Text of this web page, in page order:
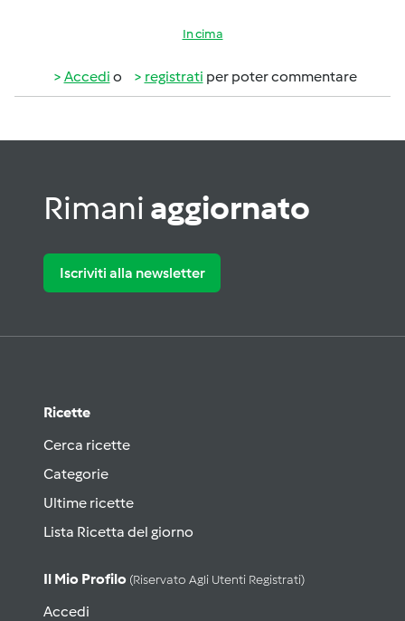
In cima
Accedi o registrati per poter commentare
Rimani aggiornato
Iscriviti alla newsletter
Ricette
Cerca ricette
Categorie
Ultime ricette
Lista Ricetta del giorno
Il Mio Profilo (riservato Agli Utenti Registrati)
Accedi